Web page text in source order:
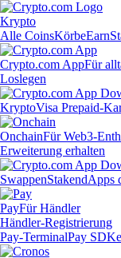
Krypto
Alle CoinsKörbeEarn
Crypto.com AppFür
Loslegen
KryptoVisa Prepaid-
OnchainFür Web3-
Erweiterung erhalten
SwappenStakendApps
PayFür Händler
Händler-Registrierung
Pay-TerminalPay SDK